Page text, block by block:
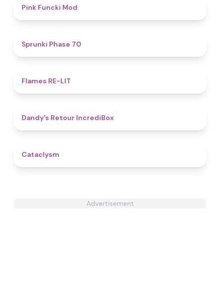
Pink Funcki Mod
Sprunki Phase 70
Flames RE-LIT
Dandy's Retour IncrediBox
Cataclysm
Advertisement